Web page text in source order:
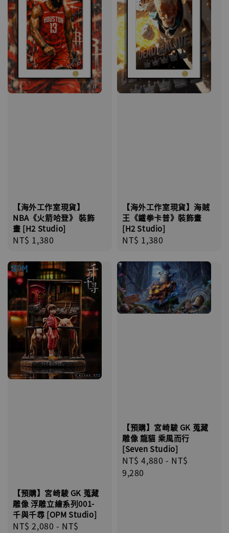
【海外工作室現貨】
NBA《火箭哈登》 裝飾
畫 [H2 Studio]
Regular
NT$ 1,380
【海外工作室現貨】海賊
王《鐵拳卡普》裝飾畫
[H2 Studio]
Regular
NT$ 1,380
【預購】宮崎駿 GK 蒐藏
雕像 浮雕立繪系列001-
千與千尋 [OPM Studio]
Regular
NT$ 2,080 - NT$
【預購】宮崎駿 GK 蒐藏
雕像 龍貓 乘風而行
[Seven Studio]
Regular
price
NT$ 4,880 - NT$
9,280